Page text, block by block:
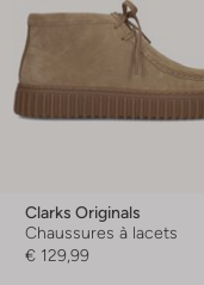
Clarks Originals
Chaussures à lacets
€ 129,99